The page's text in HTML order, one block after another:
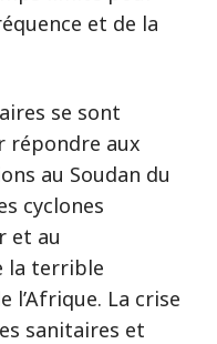
et de la
se sont
répondre aux
au Soudan du
cyclones
et au
la terrible
l’Afrique. La crise
sanitaires et